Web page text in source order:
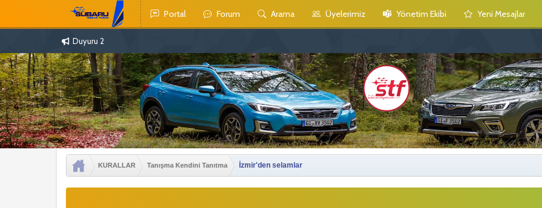
Portal Forum Arama Üyelerimiz Yönetim Ekibi Yeni Mesajlar
Duyuru 2
KURALLAR Tanışma Kendini Tanıtma İzmir'den selamlar